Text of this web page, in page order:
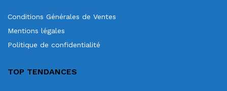
Conditions Générales de Ventes
Mentions légales
Politique de confidentialité
TOP TENDANCES